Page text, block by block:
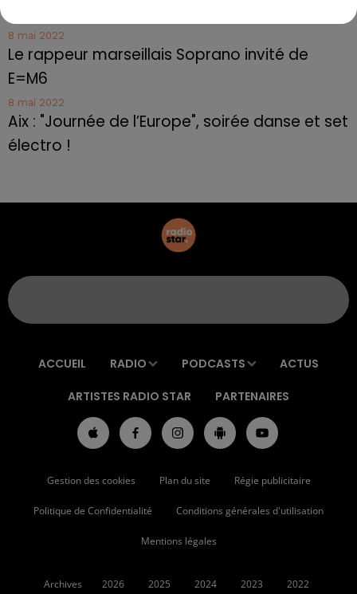
8 mai 2022
Le rappeur marseillais Soprano invité de
E=M6
8 mai 2022
Aix : "Journée de l’Europe", soirée danse et set
électro !
ACCUEIL RADIO PODCASTS ACTUS
ARTISTES RADIO STAR PARTENAIRES
Gestion des cookies Plan du site Régie publicitaire
Politique de Confidentialité Conditions générales d'utilisation
Mentions légales
Archives 2026 2025 2024 2023 2022